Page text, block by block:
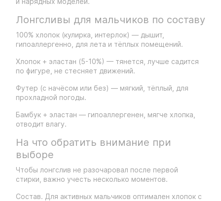
Лонгсливы для мальчиков по составу
100% хлопок (кулирка, интерлок) — дышит,
гипоаллергенно, для лета и тёплых помещений.
Хлопок + эластан (5-10%) — тянется, лучше садится
по фигуре, не стесняет движений.
Футер (с начёсом или без) — мягкий, тёплый, для
прохладной погоды.
Бамбук + эластан — гипоаллергенен, мягче хлопка,
отводит влагу.
На что обратить внимание при
выборе
Чтобы лонгслив не разочаровал после первой
стирки, важно учесть несколько моментов.
Состав. Для активных мальчиков оптимален хлопок с